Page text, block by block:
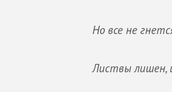
Но все не
Листвы лишен,